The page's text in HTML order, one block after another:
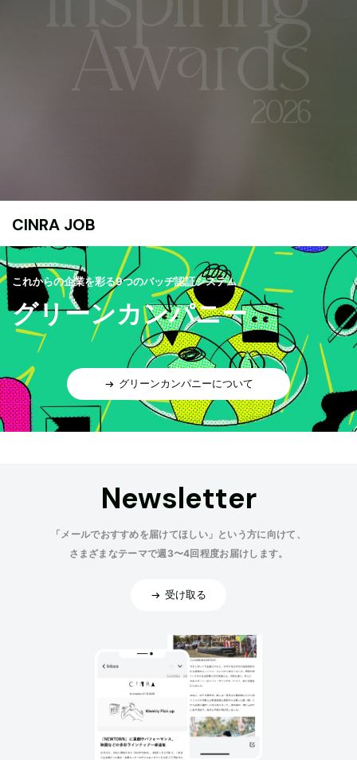
CINRA JOB
これからの企業を彩る9つのバッヂ認証システム
グリーンカンパニー
グリーンカンパニーについて
Newsletter
「メールでおすすめを届けてほしい」という方に向けて、
さまざまなテーマで週3〜4回程度お届けします。
受け取る